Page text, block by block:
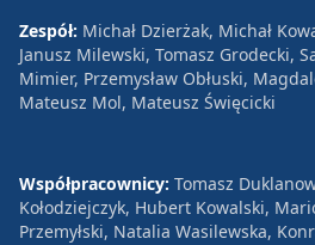
Zespół: Michał Dzierżak, Michał
Janusz Milewski, Tomasz Grodecki,
Mimier, Przemysław Obłuski,
Mateusz Mol, Mateusz Święcicki
Współpracownicy: Tomasz
Kołodziejczyk, Hubert Kowalski,
Przemyłski, Natalia Wasilewska,